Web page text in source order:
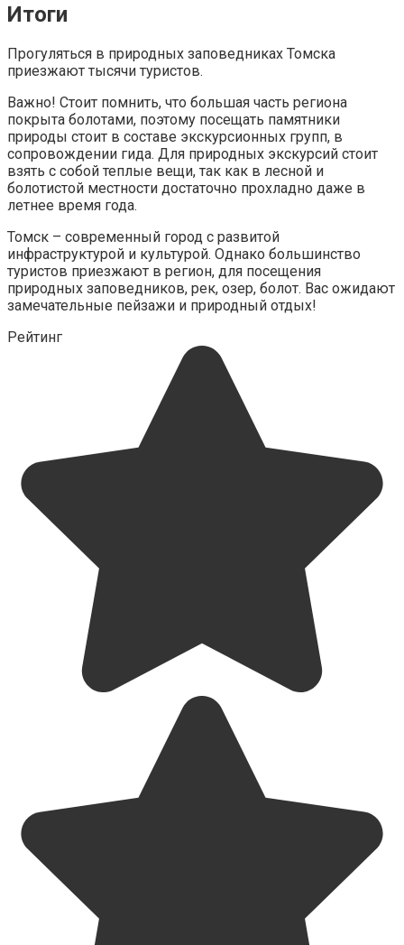
Итоги
Прогуляться в природных заповедниках Томска
приезжают тысячи туристов.
Важно! Стоит помнить, что большая часть региона
покрыта болотами, поэтому посещать памятники
природы стоит в составе экскурсионных групп, в
сопровождении гида. Для природных экскурсий стоит
взять с собой теплые вещи, так как в лесной и
болотистой местности достаточно прохладно даже в
летнее время года.
Томск – современный город с развитой
инфраструктурой и культурой. Однако большинство
туристов приезжают в регион, для посещения
природных заповедников, рек, озер, болот. Вас ожидают
замечательные пейзажи и природный отдых!
Рейтинг